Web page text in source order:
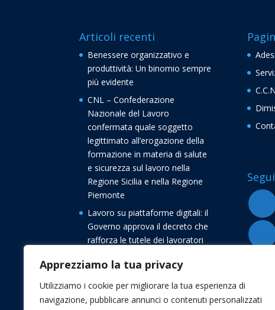
Apprezziamo la tua privacy
Utilizziamo i cookie per migliorare la tua esperienza di
navigazione, pubblicare annunci o contenuti personalizzati
Articoli recenti
Benessere organizzativo e
produttività: Un binomio sempre
più evidente
CNL – Confederazione
Nazionale del Lavoro
confermata quale soggetto
legittimato all’erogazione della
formazione in materia di salute
e sicurezza sul lavoro nella
Regione Sicilia e nella Regione
Piemonte
Lavoro su piattaforme digitali: il
Governo approva il decreto che
rafforza le tutele dei lavoratori
Confederazione Nazionale del
Lavoro CNL
Transizione 5.0, avvio delle